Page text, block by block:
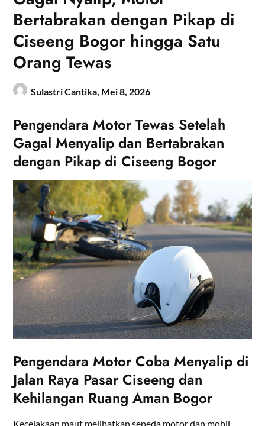
Bertabrakan dengan Pikap di
Ciseeng Bogor hingga Satu
Orang Tewas
Sulastri Cantika, Mei 8, 2026
Pengendara Motor Tewas Setelah
Gagal Menyalip dan Bertabrakan
dengan Pikap di Ciseeng Bogor
Pengendara Motor Coba Menyalip di
Jalan Raya Pasar Ciseeng dan
Kehilangan Ruang Aman Bogor
Kecelakaan maut melibatkan sepeda motor dan mobil